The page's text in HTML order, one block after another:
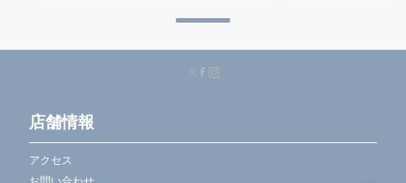
店舗情報
アクセス